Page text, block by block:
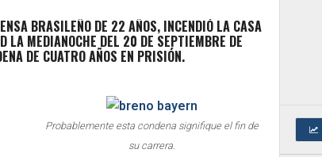
BRASILEÑO DE 22 AÑOS, INCENDIÓ LA CASA
LA MEDIANOCHE DEL 20 DE SEPTIEMBRE DE
DE CUATRO AÑOS EN PRISIÓN.
Probablemente esta condena signifique el fin de
su carrera.